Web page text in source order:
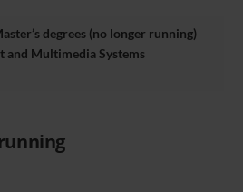
degrees (no longer running)
and Multimedia Systems